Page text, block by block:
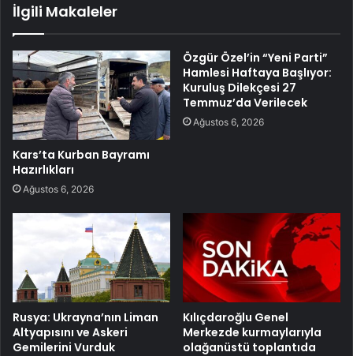
İlgili Makaleler
Kars’ta Kurban Bayramı
Hazırlıkları
Ağustos 6, 2026
Özgür Özel’in “Yeni Parti”
Hamlesi Haftaya Başlıyor:
Kuruluş Dilekçesi 27
Temmuz’da Verilecek
Ağustos 6, 2026
Rusya: Ukrayna’nın Liman
Altyapısını ve Askeri
Gemilerini Vurduk
Kılıçdaroğlu Genel
Merkezde kurmaylarıyla
olağanüstü toplantıda